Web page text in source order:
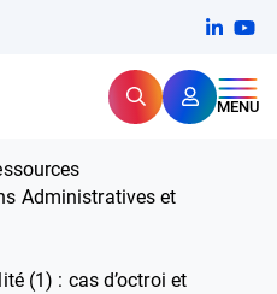
RechercherMENU
et proximité pour
Administratives et
(1) : cas d’octroi et